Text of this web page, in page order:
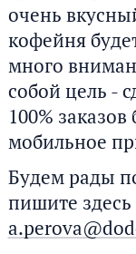
очень
кофейня
много
собой цель -
100%
мобильное
Будем рады
пишите